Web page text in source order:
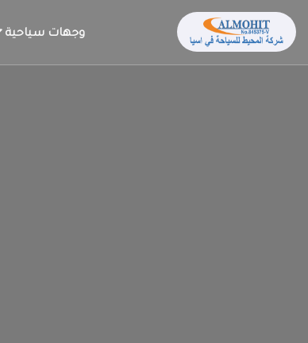
وجهات سياحية